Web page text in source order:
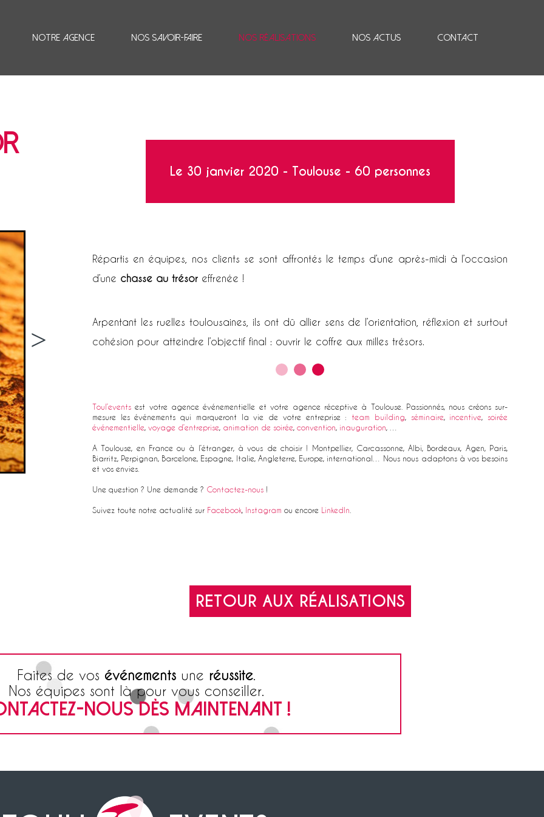
Notre agence Nos savoir-faire Nos réalisations Nos actus Contact
>
Le 30 janvier 2020 - Toulouse - 60 personnes
Répartis en équipes, nos clients se sont affrontés le temps d’une après-midi à l’occasion
d’une chasse au trésor effrenée !
Arpentant les ruelles toulousaines, ils ont dû allier sens de l’orientation, réflexion et surtout
cohésion pour atteindre l’objectif final : ouvrir le coffre aux milles trésors.
Toul’events est votre agence événementielle et votre agence réceptive à Toulouse. Passionnés, nous créons sur-
mesure les événements qui marqueront la vie de votre entreprise : team building, séminaire, incentive,soirée
événementielle, voyage d’entreprise, animation de soirée, convention, inauguration, …
A Toulouse, en France ou à l’étranger, à vous de choisir ! Montpellier, Carcassonne, Albi, Bordeaux, Agen, Paris,
Biarritz, Perpignan, Barcelone, Espagne, Italie, Angleterre, Europe, international… Nous nous adaptons à vos besoins
et vos envies.
Une question ? Une demande ? Contactez-nous !
Suivez toute notre actualité sur Facebook, Instagram ou encore LinkedIn
RETOUR AUX RÉALISATIONS
Faites de vos événementsune réussite.
Nos équipes sont là pour vous conseiller.
NOUS DÈS MAINTENANT !